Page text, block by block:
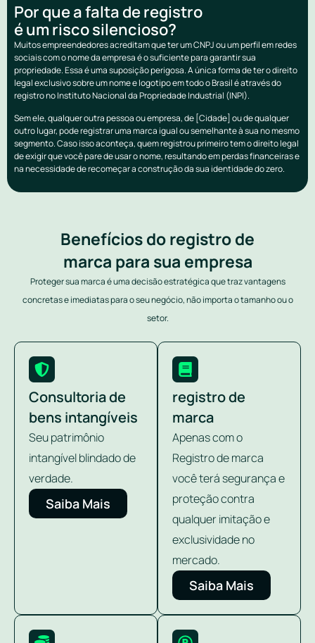
Por que a falta de registro
é um risco silencioso?
Muitos empreendedores acreditam que ter um CNPJ ou um perfil em redes
sociais com o nome da empresa é o suficiente para garantir sua
propriedade. Essa é uma suposição perigosa. A única forma de ter o direito
legal exclusivo sobre um nome e logotipo em todo o Brasil é através do
registro no Instituto Nacional da Propriedade Industrial (INPI).
Sem ele, qualquer outra pessoa ou empresa, de [Cidade] ou de qualquer
outro lugar, pode registrar uma marca igual ou semelhante à sua no mesmo
segmento. Caso isso aconteça, quem registrou primeiro tem o direito legal
de exigir que você pare de usar o nome, resultando em perdas financeiras e
na necessidade de recomeçar a construção da sua identidade do zero.
Benefícios do registro de
marca para sua empresa
Proteger sua marca é uma decisão estratégica que traz vantagens
concretas e imediatas para o seu negócio, não importa o tamanho ou o
setor.
Consultoria de
bens intangíveis
Seu patrimônio
intangível blindado de
verdade.
Saiba Mais
registro de
marca
Apenas com o
Registro de marca
você terá segurança e
proteção contra
qualquer imitação e
exclusividade no
mercado.
Saiba Mais